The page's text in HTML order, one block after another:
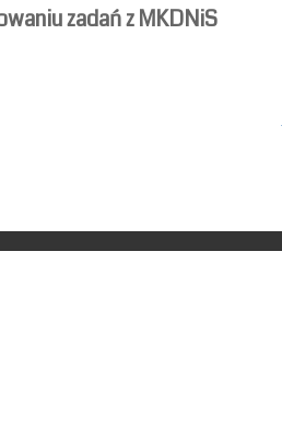
zadań z MKDNiS